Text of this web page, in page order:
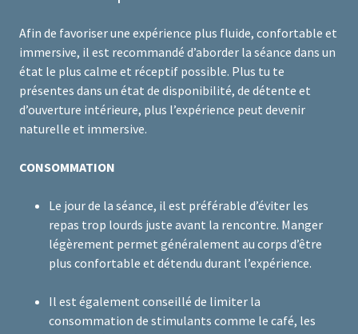
Afin de favoriser une expérience plus fluide, confortable et
immersive, il est recommandé d’aborder la séance dans un
état le plus calme et réceptif possible. Plus tu te
présentes dans un état de disponibilité, de détente et
d’ouverture intérieure, plus l’expérience peut devenir
naturelle et immersive.
CONSOMMATION
Le jour de la séance, il est préférable d’éviter les
repas trop lourds juste avant la rencontre. Manger
légèrement permet généralement au corps d’être
plus confortable et détendu durant l’expérience.
Il est également conseillé de limiter la
consommation de stimulants comme le café, les